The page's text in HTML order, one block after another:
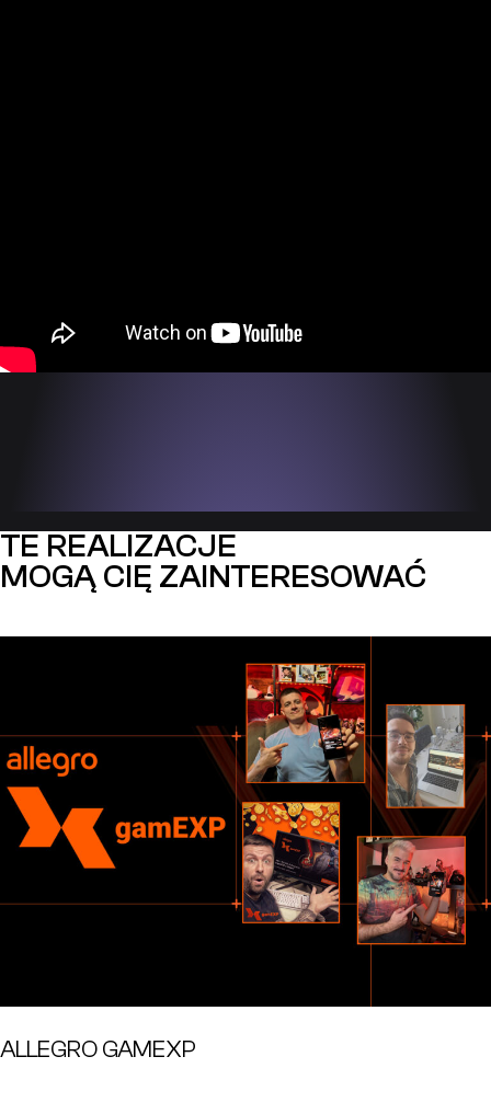
TE REALIZACJE
MOGĄ CIĘ ZAINTERESOWAĆ
ALLEGRO GAMEXP